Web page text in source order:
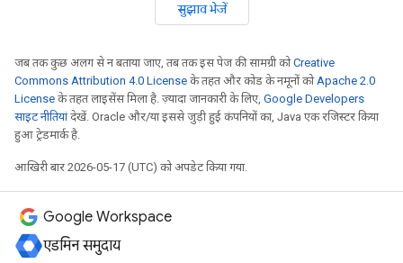
सुझाव भेजें
जब तक कुछ अलग से न बताया जाए, तब तक इस पेज की सामग्री कोCreative
Commons Attribution 4.0 License के तहत और कोड के नमूनों कोApache 2.0
License के तहत लाइसेंस मिला है. ज़्यादा जानकारी के लिए, Google Developers
साइट नीतियांदेखें. Oracle और/या इससे जुड़ी हुई कंपनियों का, Java एक रजिस्टर किया
हुआ ट्रेडमार्क है.
आखिरी बार 2026-05-17 (UTC) को अपडेट किया गया.
Google Workspace
एडमिन समुदाय